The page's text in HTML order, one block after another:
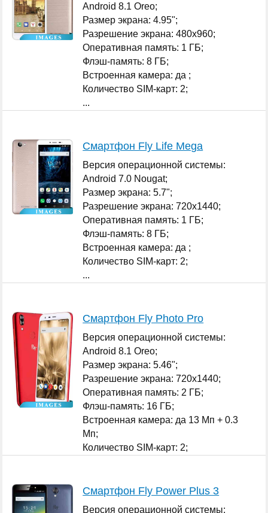
Android 8.1 Oreo;
Размер экрана: 4.95";
Разрешение экрана: 480x960;
Оперативная память: 1 ГБ;
Флэш-память: 8 ГБ;
Встроенная камера: да ;
Количество SIM-карт: 2;
...
Смартфон Fly Life Mega
Версия операционной системы:
Android 7.0 Nougat;
Размер экрана: 5.7";
Разрешение экрана: 720x1440;
Оперативная память: 1 ГБ;
Флэш-память: 8 ГБ;
Встроенная камера: да ;
Количество SIM-карт: 2;
...
Смартфон Fly Photo Pro
Версия операционной системы:
Android 8.1 Oreo;
Размер экрана: 5.46";
Разрешение экрана: 720x1440;
Оперативная память: 2 ГБ;
Флэш-память: 16 ГБ;
Встроенная камера: да 13 Мп + 0.3
Мп;
Количество SIM-карт: 2;
Смартфон Fly Power Plus 3
Версия операционной системы: